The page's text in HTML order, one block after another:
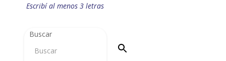
Escribí al menos 3 letras
Buscar